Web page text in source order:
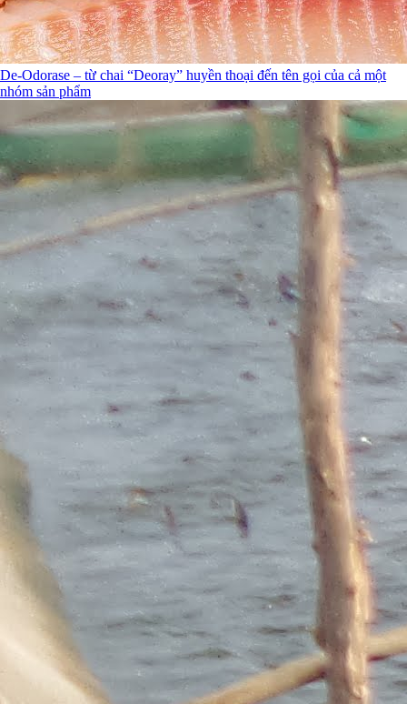
De-Odorase – từ chai “Deoray” huyền thoại đến tên gọi của cả một
nhóm sản phẩm